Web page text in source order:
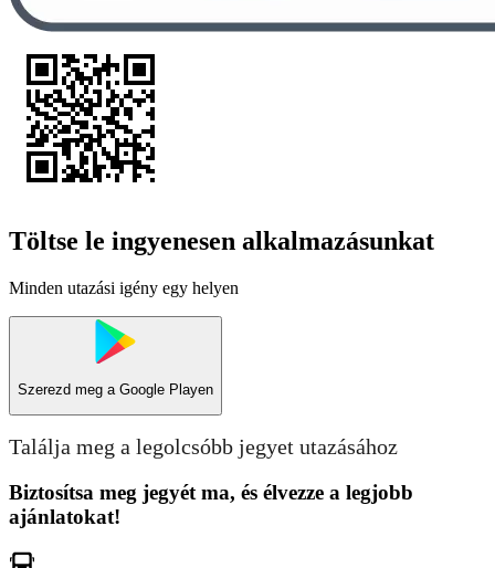
Töltse le ingyenesen alkalmazásunkat
Minden utazási igény egy helyen
Szerezd meg a Google Playen
Találja meg a legolcsóbb jegyet utazásához
Biztosítsa meg jegyét ma, és élvezze a legjobb
ajánlatokat!